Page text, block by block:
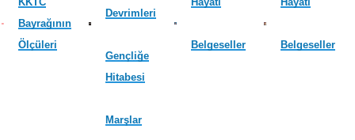
Bayrağının
Ölçüleri
Devrimleri
Gençliğe
Hitabesi
Marşlar
Belgeseller Belgeseller